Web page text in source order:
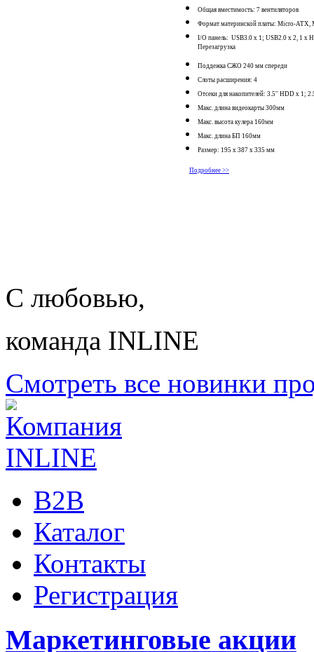
Общая вместимость: 7 вентиляторов
Формат материнской платы: Micro-
I/O панель: USB3.0 x 1; USB2.0 x 2, 1 x
Перезагрузка
Поддежка СЖО 240 мм спереди
Слоты расширения: 4
Отсеки для накопителей: 3.5'' HDD x 1;
Макс. длина видеокарты 300мм
Макс. высота кулера 160мм
Макс. длина БП 160мм
Размер: 195 x 387 x 335 мм
Подробнее >>
С любовью,
команда INLINE
Смотреть все новинки
B2B
Каталог
Контакты
Регистрация
Маркетинговые акции